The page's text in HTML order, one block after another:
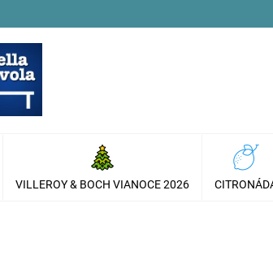
VILLEROY & BOCH VIANOCE 2026